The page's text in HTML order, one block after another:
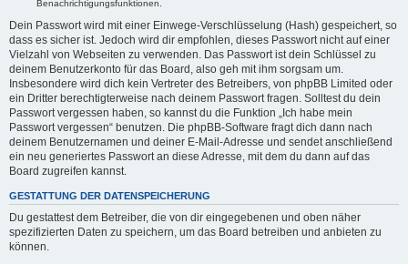
Benachrichtigungsfunktionen.
Dein Passwort wird mit einer Einwege-Verschlüsselung (Hash) gespeichert, so
dass es sicher ist. Jedoch wird dir empfohlen, dieses Passwort nicht auf einer
Vielzahl von Webseiten zu verwenden. Das Passwort ist dein Schlüssel zu
deinem Benutzerkonto für das Board, also geh mit ihm sorgsam um.
Insbesondere wird dich kein Vertreter des Betreibers, von phpBB Limited oder
ein Dritter berechtigterweise nach deinem Passwort fragen. Solltest du dein
Passwort vergessen haben, so kannst du die Funktion „Ich habe mein
Passwort vergessen“ benutzen. Die phpBB-Software fragt dich dann nach
deinem Benutzernamen und deiner E-Mail-Adresse und sendet anschließend
ein neu generiertes Passwort an diese Adresse, mit dem du dann auf das
Board zugreifen kannst.
GESTATTUNG DER DATENSPEICHERUNG
Du gestattest dem Betreiber, die von dir eingegebenen und oben näher
spezifizierten Daten zu speichern, um das Board betreiben und anbieten zu
können.